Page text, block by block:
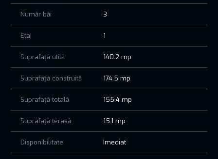
Număr băi 3
Etaj 1
Suprafață utilă 140.2 mp
Suprafață construită 174.5 mp
Suprafață totală 155.4 mp
Suprafață terasă 15.1 mp
Disponibilitate Imediat